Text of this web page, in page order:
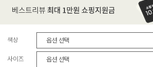
색상
사이즈